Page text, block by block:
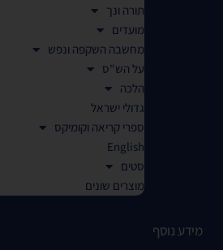
תורה ונך
מועדים
מחשבה השקפה ונפש
על הש"ס
הלכה
גדולי ישראל
ספרי קריאה וקומיקס
English
סטים
מוצרים שונים
מידע נוסף